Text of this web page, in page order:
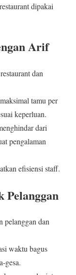
dipakai
Arif
dan
tamu per
keperluan.
dari
pengalaman
efisiensi staff.
Pelanggan
pelanggan dan
waktu bagus
gesa.